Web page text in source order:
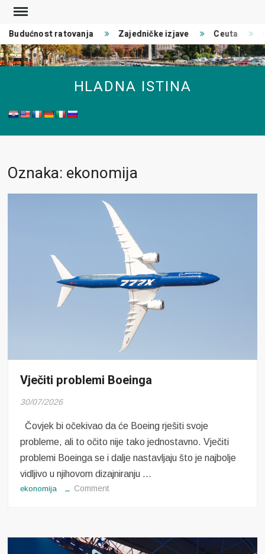
Skip
content
ratovanja Zajedničke izjave Ceuta
HLADNA ISTINA
Oznaka: ekonomija
Vječiti problemi Boeinga
30/07/2026
Čovjek bi očekivao da će Boeing rješiti svoje
probleme, ali to očito nije tako jednostavno. Vječiti
problemi Boeinga se i dalje nastavljaju što je najbolje
vidljivo u njihovom dizajniranju …
ekonomija Commenton